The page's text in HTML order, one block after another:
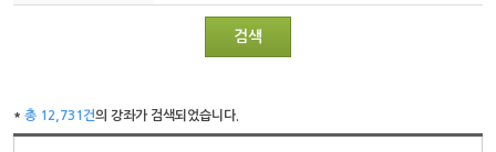
검색
*총 12,731건의 강좌가 검색되었습니다.